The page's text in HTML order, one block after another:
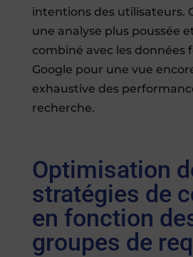
intentions des utilisateurs.
une analyse plus poussée
combiné avec les données
Google pour une vue
exhaustive des
recherche.
Optimisation
stratégies de
en fonction
groupes de